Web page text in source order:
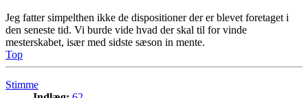
Jeg fatter simpelthen ikke de dispositioner der er blevet foretaget i
den seneste tid. Vi burde vide hvad der skal til for vinde
mesterskabet, især med sidste sæson in mente.
Top
Stimme